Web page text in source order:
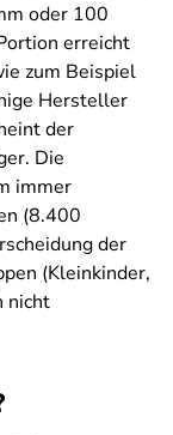
oder 100
erreicht
zum Beispiel
Hersteller
der
Die
immer
(8.400
der
(Kleinkinder,
nicht